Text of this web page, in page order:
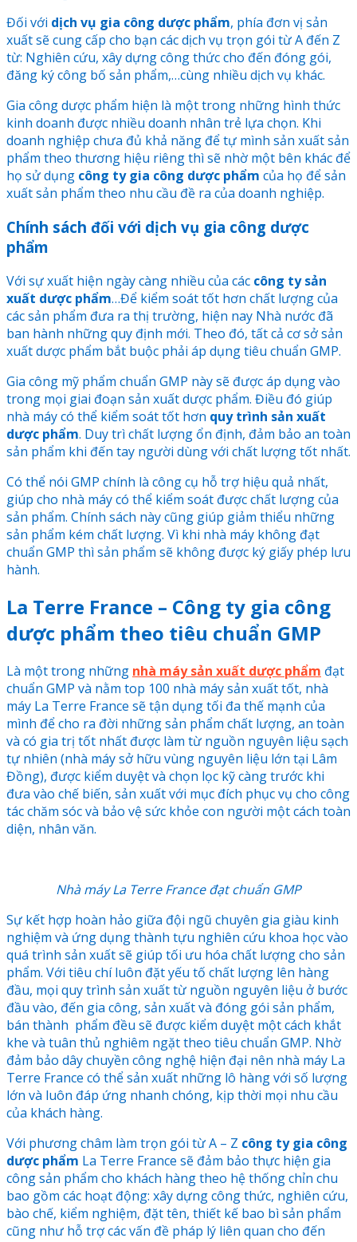
Đối với dịch vụ gia công dược phẩm, phía đơn vị sản
xuất sẽ cung cấp cho bạn các dịch vụ trọn gói từ A đến Z
từ: Nghiên cứu, xây dựng công thức cho đến đóng gói,
đăng ký công bố sản phẩm,…cùng nhiều dịch vụ khác.
Gia công dược phẩm hiện là một trong những hình thức
kinh doanh được nhiều doanh nhân trẻ lựa chọn. Khi
doanh nghiệp chưa đủ khả năng để tự mình sản xuất sản
phẩm theo thương hiệu riêng thì sẽ nhờ một bên khác để
họ sử dụng công ty gia công dược phẩm của họ để sản
xuất sản phẩm theo nhu cầu đề ra của doanh nghiệp.
Chính sách đối với dịch vụ gia công dược
phẩm
Với sự xuất hiện ngày càng nhiều của các công ty sản
xuất dược phẩm…Để kiểm soát tốt hơn chất lượng của
các sản phẩm đưa ra thị trường, hiện nay Nhà nước đã
ban hành những quy định mới. Theo đó, tất cả cơ sở sản
xuất dược phẩm bắt buộc phải áp dụng tiêu chuẩn GMP.
Gia công mỹ phẩm chuẩn GMP này sẽ được áp dụng vào
trong mọi giai đoạn sản xuất dược phẩm. Điều đó giúp
nhà máy có thể kiểm soát tốt hơn quy trình sản xuất
dược phẩm. Duy trì chất lượng ổn định, đảm bảo an toàn
sản phẩm khi đến tay người dùng với chất lượng tốt nhất.
Có thể nói GMP chính là công cụ hỗ trợ hiệu quả nhất,
giúp cho nhà máy có thể kiểm soát được chất lượng của
sản phẩm. Chính sách này cũng giúp giảm thiểu những
sản phẩm kém chất lượng. Vì khi nhà máy không đạt
chuẩn GMP thì sản phẩm sẽ không được ký giấy phép lưu
hành.
La Terre France – Công ty gia công
dược phẩm theo tiêu chuẩn GMP
Là một trong những nhà máy sản xuất dược phẩm đạt
chuẩn GMP và nằm top 100 nhà máy sản xuất tốt, nhà
máy La Terre France sẽ tận dụng tối đa thế mạnh của
mình để cho ra đời những sản phẩm chất lượng, an toàn
và có gia trị tốt nhất được làm từ nguồn nguyên liệu sạch
tự nhiên (nhà máy sở hữu vùng nguyên liệu lớn tại Lâm
Đồng), được kiểm duyệt và chọn lọc kỹ càng trước khi
đưa vào chế biến, sản xuất với mục đích phục vụ cho công
tác chăm sóc và bảo vệ sức khỏe con người một cách toàn
diện, nhân văn.
Nhà máy La Terre France đạt chuẩn GMP
Sự kết hợp hoàn hảo giữa đội ngũ chuyên gia giàu kinh
nghiệm và ứng dụng thành tựu nghiên cứu khoa học vào
quá trình sản xuất sẽ giúp tối ưu hóa chất lượng cho sản
phẩm. Với tiêu chí luôn đặt yếu tố chất lượng lên hàng
đầu, mọi quy trình sản xuất từ nguồn nguyên liệu ở bước
đầu vào, đến gia công, sản xuất và đóng gói sản phẩm,
bán thành phẩm đều sẽ được kiểm duyệt một cách khắt
khe và tuân thủ nghiêm ngặt theo tiêu chuẩn GMP. Nhờ
đảm bảo dây chuyền công nghệ hiện đại nên nhà máy La
Terre France có thể sản xuất những lô hàng với số lượng
lớn và luôn đáp ứng nhanh chóng, kịp thời mọi nhu cầu
của khách hàng.
Với phương châm làm trọn gói từ A – Z công ty gia công
dược phẩm La Terre France sẽ đảm bảo thực hiện gia
công sản phẩm cho khách hàng theo hệ thống chỉn chu
bao gồm các hoạt động: xây dựng công thức, nghiên cứu,
bào chế, kiểm nghiệm, đặt tên, thiết kế bao bì sản phẩm
cũng như hỗ trợ các vấn đề pháp lý liên quan cho đến